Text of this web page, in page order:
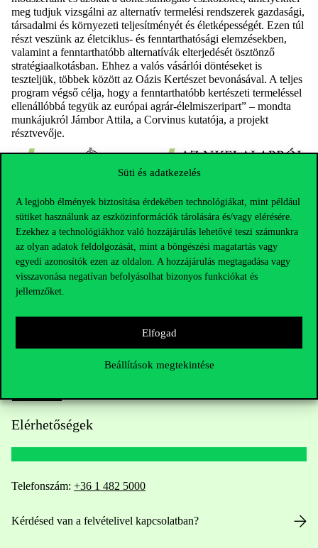
Süti és adatkezelés
A legjobb élmények biztosítása érdekében technológiákat, mint például
sütiket használunk az eszközinformációk tárolására és/vagy elérésére.
Ezekhez a technológiákhoz való hozzájárulás lehetővé teszi számunkra
az olyan adatok feldolgozását, mint a böngészési magatartás vagy
egyedi azonosítók ezen az oldalon. A hozzájárulás megtagadása vagy
visszavonása negatívan befolyásolhat bizonyos funkciókat és
jellemzőket.
Elfogad
Beállítások megtekintése
meg tudjuk vizsgálni az alternatív termelési rendszerek gazdasági,
társadalmi és környezeti teljesítményét és életképességét. Ezen túl
részt veszünk az életciklus- és fenntarthatósági elemzésekben,
valamint a fenntarthatóbb alternatívák elterjedését ösztönző
stratégiaalkotásban. Ehhez a valós vásárlói döntéseket is
teszteljük, többek között az Oázis Kertészet bevonásával. A teljes
program végső célja, hogy a fenntarthatóbb kertészeti termeléssel
ellenállóbbá tegyük az európai agrár-élelmiszeripart” – mondta
munkájukról Jámbor Attila, a Corvinus kutatója, a projekt
résztvevője.
Elérhetőségek
Telefonszám: +36 1 482 5000
Kérdésed van a felvételivel kapcsolatban?